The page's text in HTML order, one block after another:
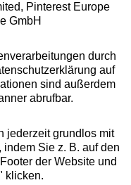
Pinterest Europe
GmbH
durch
auf
sind außerdem
abrufbar.
jederzeit grundlos mit
Sie z. B. auf den
der Website und
klicken.